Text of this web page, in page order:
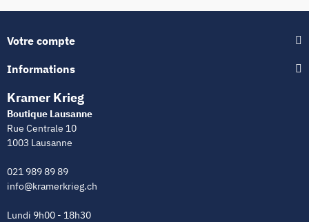
Votre compte
Informations
Kramer Krieg
Boutique Lausanne
Rue Centrale 10
1003 Lausanne
021 989 89 89
info@kramerkrieg.ch
Lundi 9h00 - 18h30